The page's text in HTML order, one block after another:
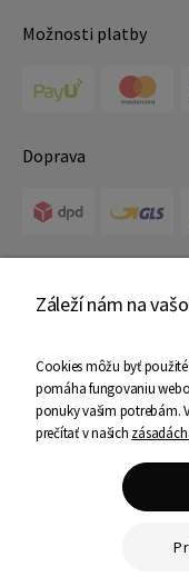
Možnosti platby
Doprava
Copyright © 2025 Ami
Shoper Premium
Záleží nám na
Cookies môžu byť
pomáha fungovaniu
ponuky vašim potrebám.
prečítať v našich